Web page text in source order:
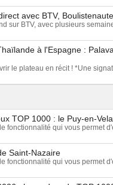
avec BTV,
sur BTV, avec plusieurs
à l'Espagne :
le plateau en récit ! *Une
TOP 1000 : le Puy-en-
fonctionnalité qui vous permet
Saint-Nazaire
fonctionnalité qui vous permet